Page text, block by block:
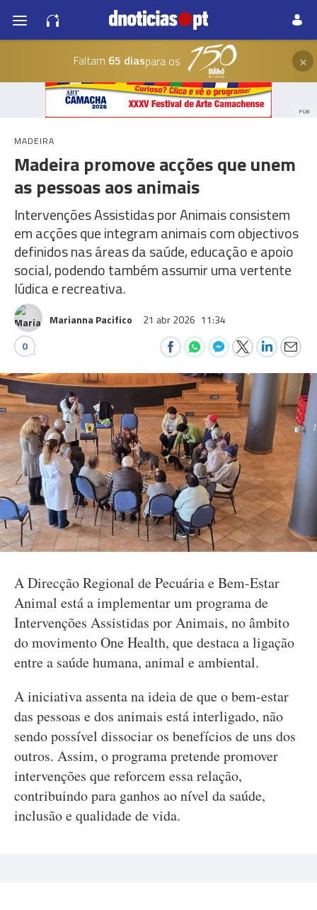
Faltam 65 diaspara os ×
PUB
MADEIRA
Madeira promove acções que unem
as pessoas aos animais
Intervenções Assistidas por Animais consistem
em acções que integram animais com objectivos
definidos nas áreas da saúde, educação e apoio
social, podendo também assumir uma vertente
lúdica e recreativa.
Marianna Pacifico 21 abr 2026 11:34
0
A Direcção Regional de Pecuária e Bem-Estar
Animal está a implementar um programa de
Intervenções Assistidas por Animais, no âmbito
do movimento One Health, que destaca a ligação
entre a saúde humana, animal e ambiental.
A iniciativa assenta na ideia de que o bem-estar
das pessoas e dos animais está interligado, não
sendo possível dissociar os benefícios de uns dos
outros. Assim, o programa pretende promover
intervenções que reforcem essa relação,
contribuindo para ganhos ao nível da saúde,
inclusão e qualidade de vida.